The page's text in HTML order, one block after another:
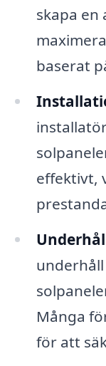
skapa en
baserat
effektivt,
Många
för att